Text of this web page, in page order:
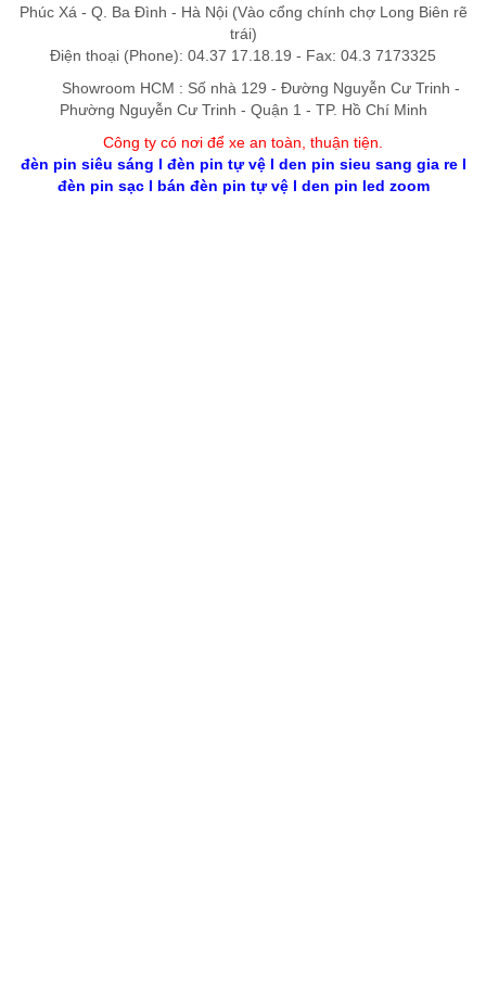
Phúc Xá - Q. Ba Đình - Hà Nội (Vào cổng chính chợ Long Biên rẽ
trái)
Điện thoại (Phone): 04.37 17.18.19 - Fax: 04.3 7173325
Showroom HCM : Số nhà 129 - Đường Nguyễn Cư Trinh -
Phường Nguyễn Cư Trinh - Quận 1 - TP. Hồ Chí Minh
Công ty có nơi để xe an toàn, thuận tiện
đèn pin siêu sáng l đèn pin tự vệl den pin sieu sang gia rel
đèn pin sạcl bán đèn pin tự vệl den pin led zoom